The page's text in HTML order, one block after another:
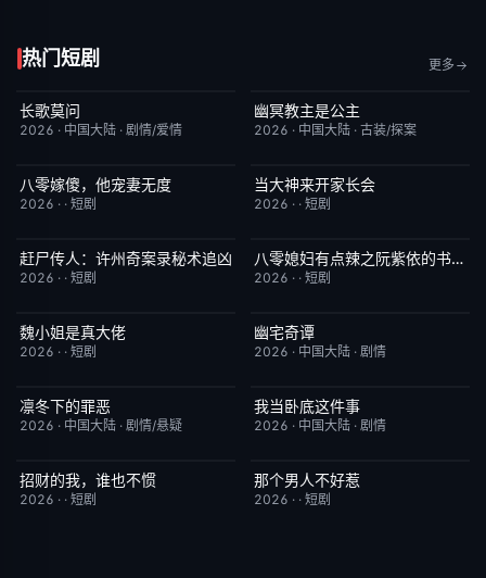
热门短剧 更多
已完结
长歌莫问
2026 · 中国大陆 · 剧情/爱情
已完结
幽冥教主是公主
2026 · 中国大陆 · 古装/探案
完结
八零嫁傻，他宠妻无度
2026 · · 短剧
完结
当大神来开家长会
2026 · · 短剧
完结 9.0
赶尸传人：许州奇案录秘术追凶
2026 · · 短剧
完结 5.0八零媳妇有点辣之阮紫依的书中梦
2026 · · 短剧
完结
魏小姐是真大佬
2026 · · 短剧
完结
幽宅奇谭
2026 · 中国大陆 · 剧情
完结
凛冬下的罪恶
2026 · 中国大陆 · 剧情/悬疑
已完结
我当卧底这件事
2026 · 中国大陆 · 剧情
完结
招财的我，谁也不惯
2026 · · 短剧
完结
那个男人不好惹
2026 · · 短剧